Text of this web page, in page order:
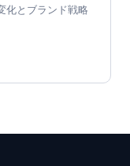
化とブランド戦略